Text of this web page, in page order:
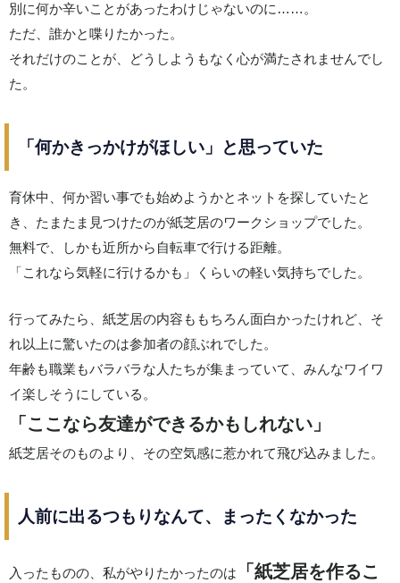
別に何か辛いことがあったわけじゃないのに……。
ただ、誰かと喋りたかった。
それだけのことが、どうしようもなく心が満たされませんでし
た。
「何かきっかけがほしい」と思っていた
育休中、何か習い事でも始めようかとネットを探していたと
き、たまたま見つけたのが紙芝居のワークショップでした。
無料で、しかも近所から自転車で行ける距離。
「これなら気軽に行けるかも」くらいの軽い気持ちでした。
行ってみたら、紙芝居の内容ももちろん面白かったけれど、そ
れ以上に驚いたのは参加者の顔ぶれでした。
年齢も職業もバラバラな人たちが集まっていて、みんなワイワ
イ楽しそうにしている。
「ここなら友達ができるかもしれない」
紙芝居そのものより、その空気感に惹かれて飛び込みました。
人前に出るつもりなんて、まったくなかった
入ったものの、私がやりたかったのは
「紙芝居を作るこ